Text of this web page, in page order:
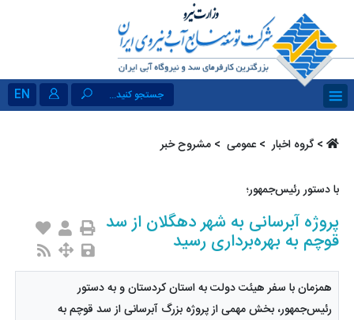
EN جستجو کنید...
>گروه اخبار ‏ >عمومی ‏ > مشروح خبر
با دستور رئیس‌جمهور؛
پروژه آبرسانی به شهر دهگلان از سد
قوچم به بهره‌برداری رسید
همزمان با سفر هیئت دولت به استان کردستان و به دستور
رئیس‌جمهور، بخش مهمی از پروژه بزرگ آبرسانی از سد قوچم به